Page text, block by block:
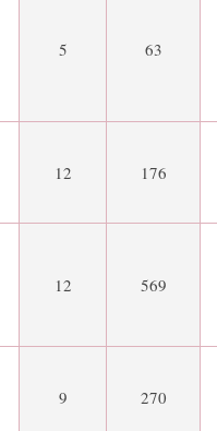
5 63
12 176
12 569
9 270